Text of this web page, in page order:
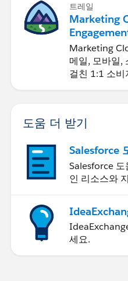
트레일
Marketing
기
Marketing
메일, 모바일,
걸친 1:1 소비
도움 더 받기
Salesforce
Salesforce 도
인 리소스와
세요.